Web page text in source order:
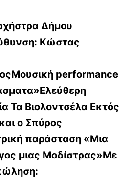
Δήμου
Κώστας
performance
Τα Βιολοντσέλα Εκτός
ο Σπύρος
παράσταση «Μια
μιας Μοδίστρας»Με